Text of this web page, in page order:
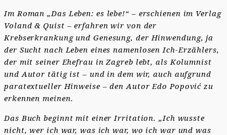
Im Roman „Das Leben: es lebe!“ – erschienen im Verlag
Voland & Quist – erfahren wir von der
Krebserkrankung und Genesung, der Hinwendung, ja
der Sucht nach Leben eines namenlosen Ich-Erzählers,
der mit seiner Ehefrau in Zagreb lebt, als Kolumnist
und Autor tätig ist – und in dem wir, auch aufgrund
paratextueller Hinweise – den Autor Edo Popović zu
erkennen meinen.
Das Buch beginnt mit einer Irritation. „Ich wusste
nicht, wer ich war, was ich war, wo ich war und was